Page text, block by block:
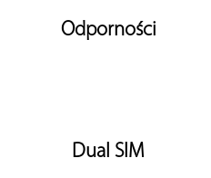
Odporności
Dual SIM